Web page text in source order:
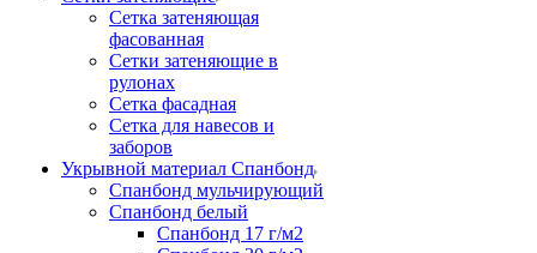
Сетка затеняющая
фасованная
Сетки затеняющие в
рулонах
Сетка фасадная
Сетка для навесов и
заборов
Укрывной материал Спанбонд
Спанбонд мульчирующий
Спанбонд белый
Спанбонд 17 г/м2